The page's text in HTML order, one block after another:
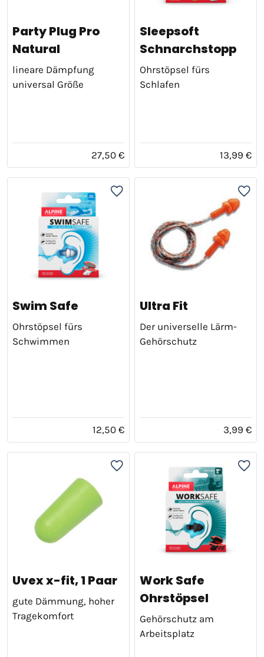
Party Plug Pro
Natural
lineare Dämpfung
universal Größe
27,50 €
Sleepsoft
Schnarchstopp
Ohrstöpsel fürs
Schlafen
13,99 €
Swim Safe
Ohrstöpsel fürs
Schwimmen
12,50 €
Ultra Fit
Der universelle Lärm-
Gehörschutz
3,99 €
Uvex x-fit, 1 Paar
gute Dämmung, hoher
Tragekomfort
Work Safe
Ohrstöpsel
Gehörschutz am
Arbeitsplatz